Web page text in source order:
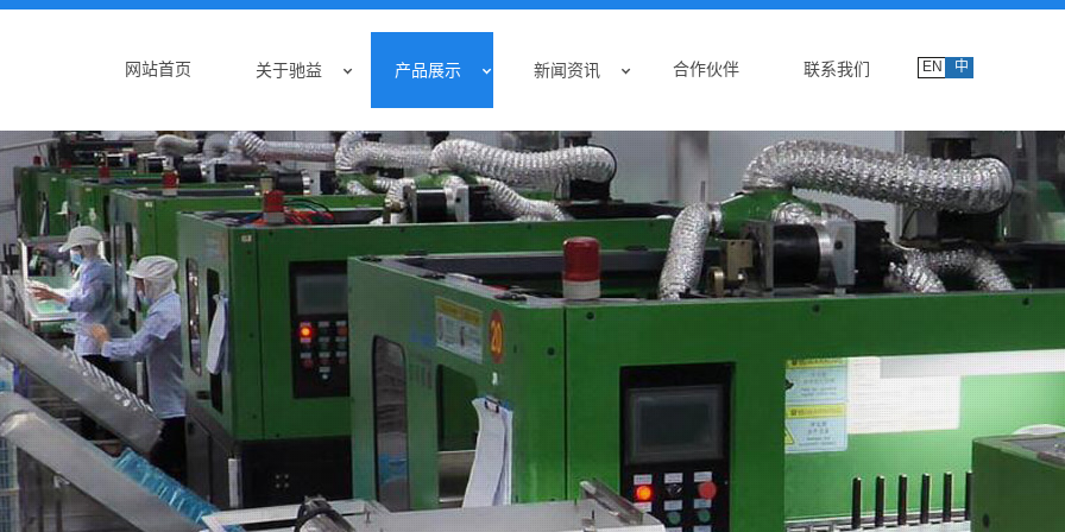
网站首页 关于驰益 产品展示 新闻资讯 合作伙伴 联系我们 EN 中